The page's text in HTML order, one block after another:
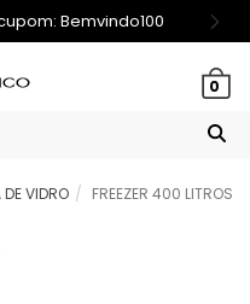
Bemvindo100
0
DE VIDRO FREEZER 400 LITROS